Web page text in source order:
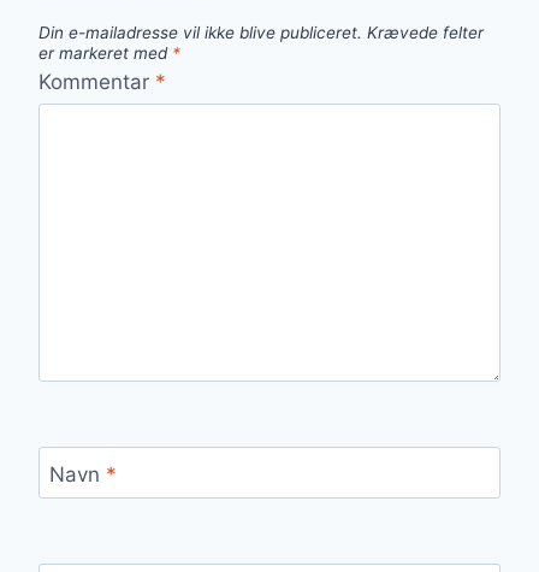
Din e-mailadresse vil ikke blive publiceret. Krævede felter
er markeret med *
Kommentar *
Navn *